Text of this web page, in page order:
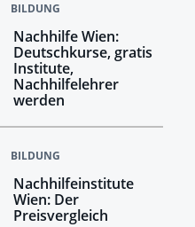
BILDUNG
Nachhilfe Wien:
Deutschkurse, gratis
Institute,
Nachhilfelehrer
werden
BILDUNG
Nachhilfeinstitute
Wien: Der
Preisvergleich